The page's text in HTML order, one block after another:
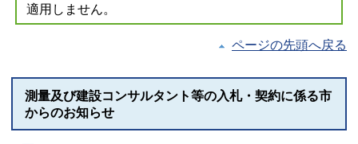
適用しません。
ページの先頭へ戻る
測量及び建設コンサルタント等の入札・契約に係る市
からのお知らせ